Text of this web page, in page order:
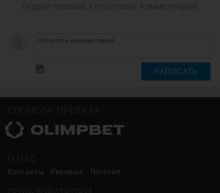
НАПИСАТЬ
Контакты Реклама Логотип